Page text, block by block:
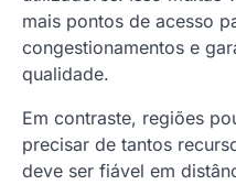
mais pontos de acesso
congestionamentos e
qualidade.
Em contraste, regiões
precisar de tantos
deve ser fiável em